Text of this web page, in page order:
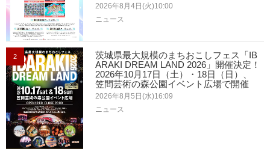
2026年8月4日(火)10:00
ニュース
2
茨城県最大規模のまちおこしフェス「IB
ARAKI DREAM LAND 2026」開催決定！
2026年10月17日（土）・18日（日）、
笠間芸術の森公園イベント広場で開催
2026年8月5日(水)16:09
ニュース